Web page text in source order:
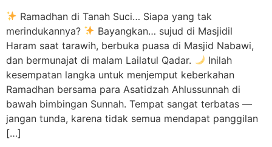
Ramadhan di Tanah Suci… Siapa yang tak
merindukannya?
Bayangkan… sujud di Masjidil
Haram saat tarawih, berbuka puasa di Masjid Nabawi,
dan bermunajat di malam Lailatul Qadar.
Inilah
kesempatan langka untuk menjemput keberkahan
Ramadhan bersama para Asatidzah Ahlussunnah di
bawah bimbingan Sunnah. Tempat sangat terbatas —
jangan tunda, karena tidak semua mendapat panggilan
[…]